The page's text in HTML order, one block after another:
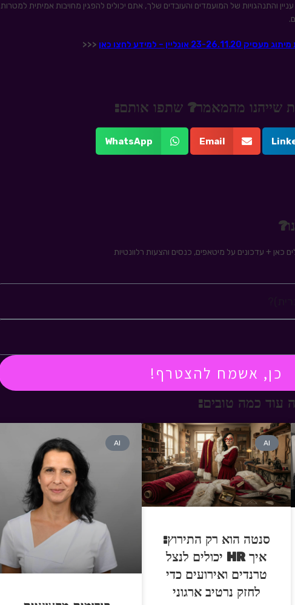
והתנהגויות של המועמדים והעובדים שלך, אתם יכולים להפגין מחויבות אמיתית למטרות
אונליין – למידע לחצו כאן <<<
שייהנו מהמאמר? שתפו אותם:
Email
WhatsApp
כאן + עדכונים על מיטאפים, כנסים והצעות רלוונטיות
כן, אשמח להצטרף!
עוד כמה טובים:
AI
סנטה הוא רק התירוץ:
איך HR יכולים לנצל
טרנדים ואירועים כדי
לחזק נרטיב ארגוני
AI